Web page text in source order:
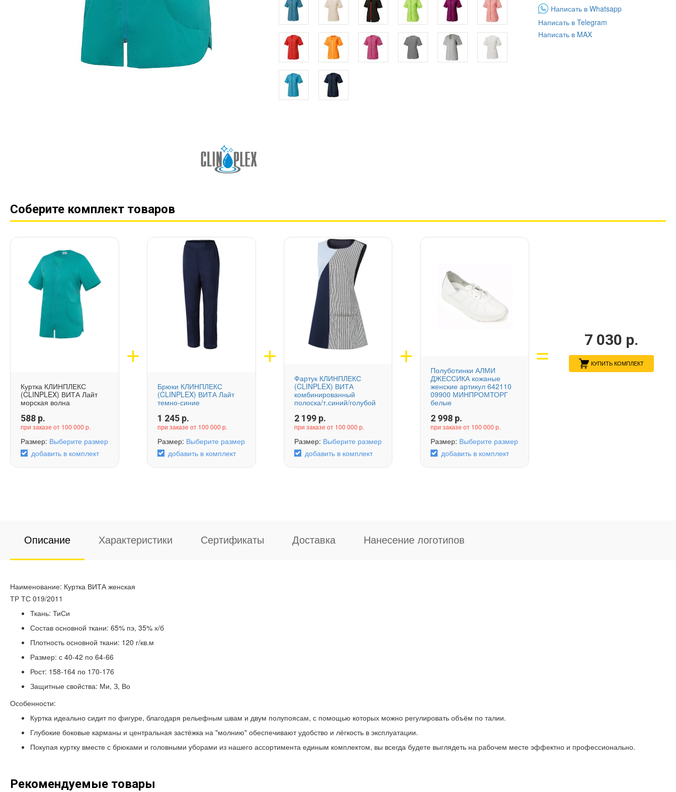
Написать в Whatsapp
Написать в Telegram
Написать в MAX
Соберите комплект товаров
Куртка КЛИНПЛЕКС
(CLINPLEX) ВИТА Лайт
морская волна
588 р.
при заказе от 100 000 р.
Размер: Выберите размер
добавить в комплект
Брюки КЛИНПЛЕКС
(CLINPLEX) ВИТА Лайт
темно-синие
1 245р.
при заказе от 100 000 р.
Размер: Выберите размер
добавить в комплект
Фартук КЛИНПЛЕКС
(CLINPLEX) ВИТА
комбинированный
полоска/т.синий/голубой
2 199р.
при заказе от 100 000 р.
Размер: Выберите размер
добавить в комплект
Полуботинки АЛМИ
ДЖЕССИКА кожаные
женские артикул 642110
09900 МИНПРОМТОРГ
белые
2 998 р.
при заказе от 100 000 р.
Размер: Выберите размер
добавить в комплект
7 030 р.
КУПИТЬ КОМПЛЕКТ
Описание Характеристики Сертификаты Доставка Нанесение логотипов
Наименование: Куртка ВИТА женская
ТР ТС 019/2011
Ткань: ТиСи
Состав основной ткани: 65% пэ, 35% х/б
Плотность основной ткани: 120 г/кв.м
Размер: с 40-42 по 64-66
Рост: 158-164 по 170-176
Защитные свойства: Ми, З, Во
Особенности:
Куртка идеально сидит по фигуре, благодаря рельефным швам и двум полупоясам, с помощью которых можно регулировать объём по талии.
Глубокие боковые карманы и центральная застёжка на "молнию" обеспечивают удобство и лёгкость в эксплуатации.
Покупая куртку вместе с брюками и головными уборами из нашего ассортимента единым комплектом, вы всегда будете выглядеть на рабочем месте эффектно и профессионально.
Рекомендуемые товары